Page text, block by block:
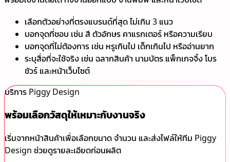
เลือกตัวอย่างที่ตรงแบรนด์ที่สุด ไม่เกิน 3 แนว
บอกจุดที่ชอบ เช่น สี ตัวอักษร คาแรกเตอร์ หรือความเรียบ
บอกจุดที่ไม่ต้องการ เช่น หรูเกินไป เด็กเกินไป หรืออ่านยาก
ระบุสื่อที่จะใช้จริง เช่น ฉลากสินค้า นามบัตร แพ็กเกจจิ้ง โบร
ชัวร์ และหน้าเว็บไซต์
บริการ Piggy Design
พร้อมเลือกวัสดุให้เหมาะกับงานจริง
เริ่มจากหน้าสินค้าเพื่อเลือกขนาด จำนวน และส่งไฟล์ให้ทีม Piggy
Design ช่วยดูรายละเอียดก่อนผลิต